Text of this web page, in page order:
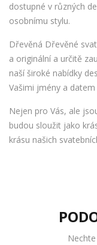
dostupné v různých
osobnímu stylu.
Dřevěná Dřevěné
a originální a určitě
naší široké nabídky
Vašimi jmény a datem
Nejen pro Vás, ale
budou sloužit jako
krásu našich